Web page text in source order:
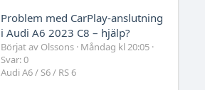
Problem med CarPlay-anslutning
i Audi A6 2023 C8 – hjälp?
Börjat av Olssons Måndag kl 20:05
Svar: 0
Audi A6 / S6 / RS 6